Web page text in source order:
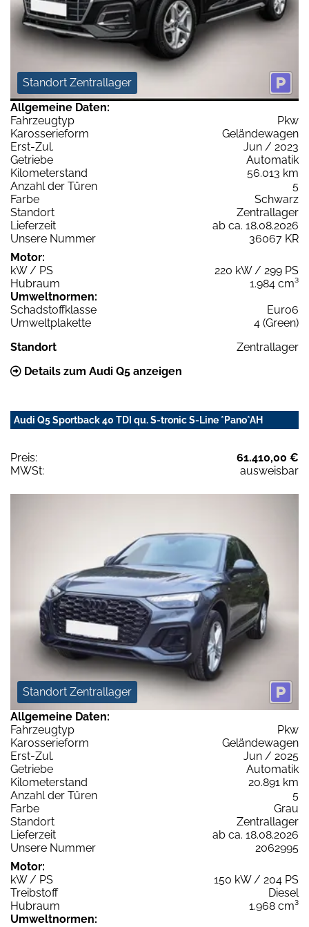
Standort Zentrallager
Allgemeine Daten:
Fahrzeugtyp
Pkw
Karosserieform
Geländewagen
Erst-Zul.
Jun / 2023
Getriebe
Automatik
Kilometerstand
56.013 km
Anzahl der Türen
5
Farbe
Schwarz
Standort
Zentrallager
Lieferzeit
ab ca. 18.08.2026
Unsere Nummer
36067 KR
Motor:
kW / PS
220 kW / 299 PS
Hubraum
1.984 cm³
Umweltnormen:
Schadstoffklasse
Euro6
Umweltplakette
4 (Green)
Standort
Zentrallager
Details zum Audi Q5 anzeigen
Audi Q5 Sportback 40 TDI qu. S-tronic S-Line *Pano*AH
Preis:
61.410,00 €
MWSt:
ausweisbar
Standort Zentrallager
Allgemeine Daten:
Fahrzeugtyp
Pkw
Karosserieform
Geländewagen
Erst-Zul.
Jun / 2025
Getriebe
Automatik
Kilometerstand
20.891 km
Anzahl der Türen
5
Farbe
Grau
Standort
Zentrallager
Lieferzeit
ab ca. 18.08.2026
Unsere Nummer
2062995
Motor:
kW / PS
150 kW / 204 PS
Treibstoff
Diesel
Hubraum
1.968 cm³
Umweltnormen: